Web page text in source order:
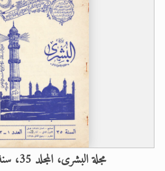
مجلة البشرى، المجلد 35، سنة 1978م